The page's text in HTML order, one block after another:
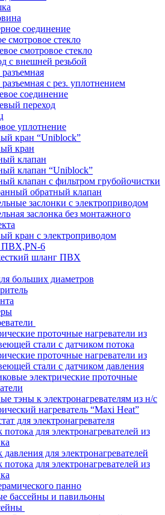
соединение
смотровое стекло
смотровое стекло
с внешней резьбой
с рез. уплотнением
соединение
переход
уплотнение
кран “Uniblock”
кран
клапан
клапан “Uniblock”
клапан с фильтром грубойочистки
обратный клапан
заслонки с электроприводом
заслонка без монтажного
кран с электроприводом
ПВХ,PN-6
шланг ПВХ
больших диаметров
проточные нагреватели из
стали с датчиком потока
проточные нагреватели из
стали с датчиком давления
электрические проточные
тэны к электронагревателям из н/с
нагреватель “Maxi Heat”
для электронагревателя
потока для электронагревателей из
давления для электронагревателей
потока для электронагревателей из
панно
бассейны и павильоны